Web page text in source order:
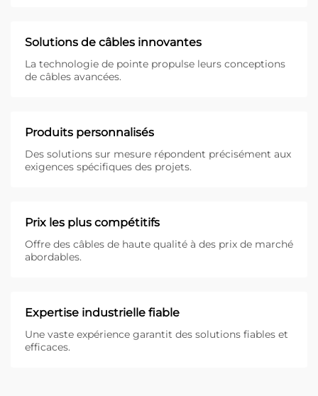
Solutions de câbles innovantes
La technologie de pointe propulse leurs conceptions
de câbles avancées.
Produits personnalisés
Des solutions sur mesure répondent précisément aux
exigences spécifiques des projets.
Prix les plus compétitifs
Offre des câbles de haute qualité à des prix de marché
abordables.
Expertise industrielle fiable
Une vaste expérience garantit des solutions fiables et
efficaces.